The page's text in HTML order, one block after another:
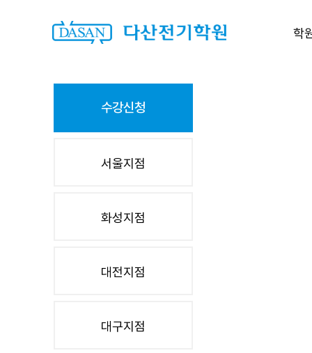
학
수강신청
서울지점
화성지점
대전지점
대구지점